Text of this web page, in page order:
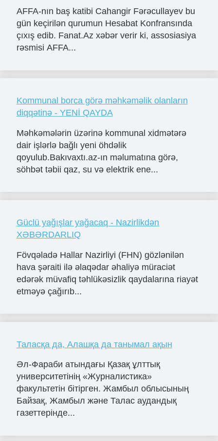
AFFA-nın baş katibi Cahangir Fərəcullayev bu
gün keçirilən qurumun Hesabat Konfransında
çıxış edib. Fanat.Az xəbər verir ki, assosiasiya
rəsmisi AFFA...
Kommunal borca görə məhkəməlik olanların
diqqətinə - YENİ QAYDA
Məhkəmələrin üzərinə kommunal xidmətərə
dair işlərlə bağlı yeni öhdəlik
qoyulub.Bakıvaxtı.az-ın məlumatına görə,
söhbət təbii qaz, su və elektrik ene...
Güclü yağışlar yağacaq - Nazirlikdən
XƏBƏRDARLIQ
Fövqəladə Hallar Nazirliyi (FHN) gözlənilən
hava şəraiti ilə əlaqədar əhaliyə müraciət
edərək müvafiq təhlükəsizlik qaydalarına riayət
etməyə çağırıb...
Таласқа да, Алашқа да танымал ақын
Әл-Фараби атындағы Қазақ ұлттық
университетінің «Журналистика»
факультетін бітірген. Жамбыл облысының
Байзақ, Жамбыл және Талас аудандық
газеттерінде...